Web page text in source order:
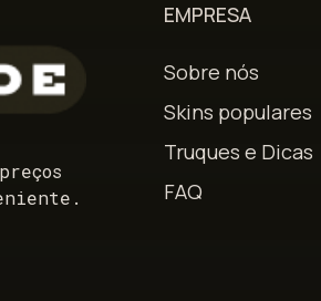
EMPRESA
Sobre nós
Skins populares
Truques e Dicas
FAQ